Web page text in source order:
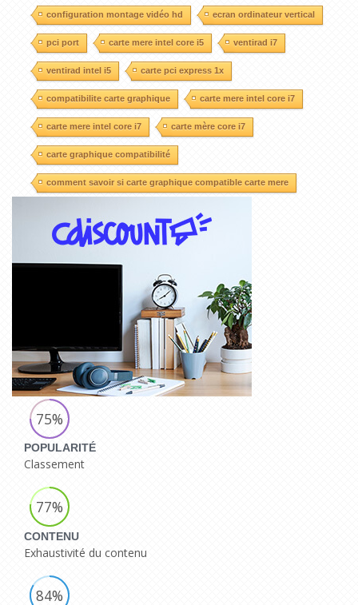
configuration montage vidéo hd ecran ordinateur vertical
pci port carte mere intel core i5 ventirad i7
ventirad intel i5 carte pci express 1x
compatibilite carte graphique carte mere intel core i7
carte mere intel core i7 carte mère core i7
carte graphique compatibilité
comment savoir si carte graphique compatible carte mere
75%
POPULARITÉ
Classement
77%
CONTENU
Exhaustivité du contenu
84%